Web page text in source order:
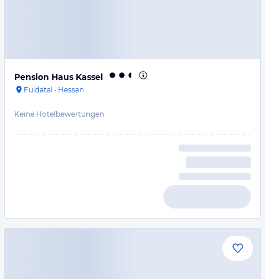
Pension Haus Kassel
Fuldatal · Hessen
Keine Hotelbewertungen